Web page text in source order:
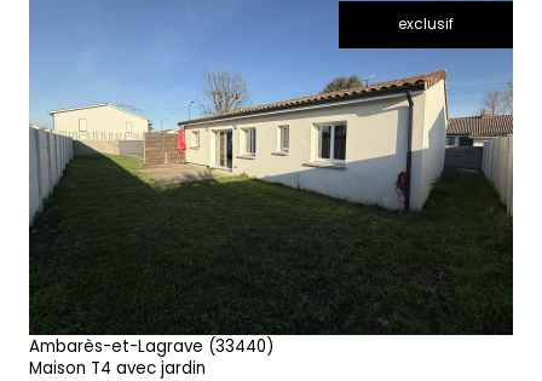
exclusif
voir le bien
Ambarès-et-Lagrave (33440)
Maison T4 avec jardin